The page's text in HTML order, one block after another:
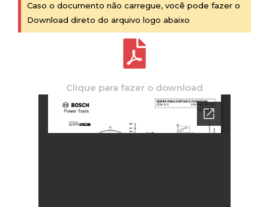
Caso o documento não carregue, você pode fazer o
Download direto do arquivo logo abaixo
Clique para fazer o download